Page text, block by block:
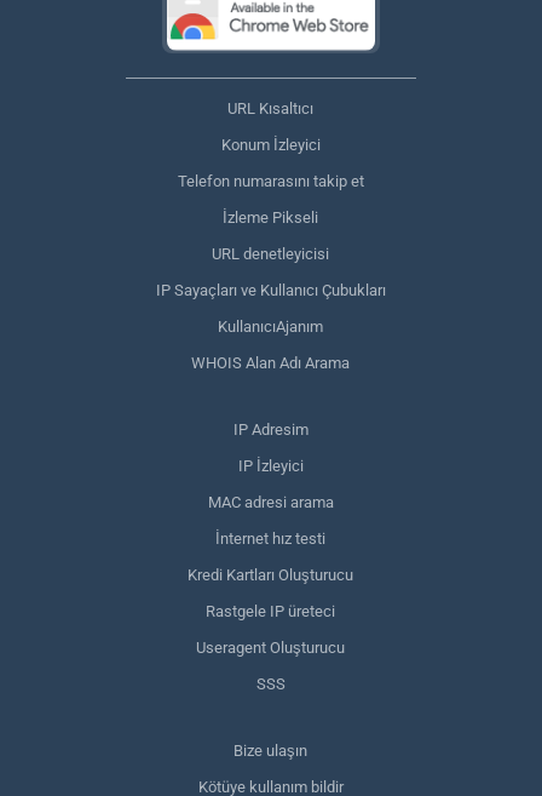
URL Kısaltıcı
Konum İzleyici
Telefon numarasını takip et
İzleme Pikseli
URL denetleyicisi
IP Sayaçları ve Kullanıcı Çubukları
KullanıcıAjanım
WHOIS Alan Adı Arama
IP Adresim
IP İzleyici
MAC adresi arama
İnternet hız testi
Kredi Kartları Oluşturucu
Rastgele IP üreteci
Useragent Oluşturucu
SSS
Bize ulaşın
Kötüye kullanım bildir